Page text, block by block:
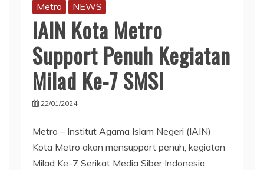
Metro NEWS
IAIN Kota Metro
Support Penuh Kegiatan
Milad Ke-7 SMSI
22/01/2024
Metro – Institut Agama Islam Negeri (IAIN)
Kota Metro akan mensupport penuh, kegiatan
Milad Ke-7 Serikat Media Siber Indonesia